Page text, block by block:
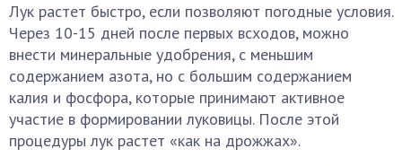
Лук растет быстро, если позволяют погодные условия.
Через 10-15 дней после первых всходов, можно
внести минеральные удобрения, с меньшим
содержанием азота, но с большим содержанием
калия и фосфора, которые принимают активное
участие в формировании луковицы. После этой
процедуры лук растет «как на дрожжах».